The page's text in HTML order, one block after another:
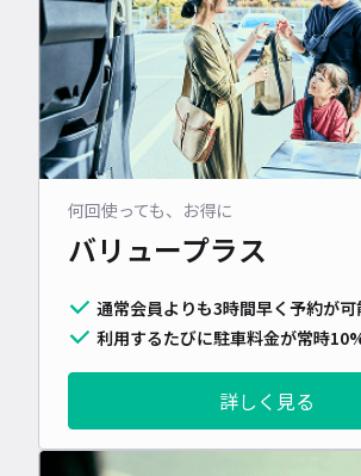
何回使っても、お得に
バリュープラス
通常会員よりも3時間早く予約が可
利用するたびに駐車料金が常時
詳しく見る